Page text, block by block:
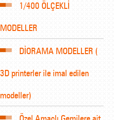
1/400 ÖLÇEKLİ
MODELLER
DİORAMA MODELLER (
3D printerler ile imal edilen
modeller)
Özel Amaçlı Gemilere ait